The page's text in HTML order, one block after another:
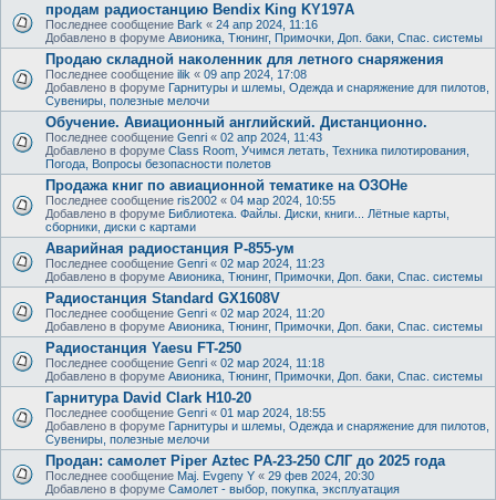
продам радиостанцию Bendix King KY197A
Последнее сообщение Bark « 24 апр 2024, 11:16
Добавлено в форуме Авионика, Тюнинг, Примочки, Доп. баки, Спас. системы
Продаю складной наколенник для летного снаряжения
Последнее сообщение ilik « 09 апр 2024, 17:08
Добавлено в форуме Гарнитуры и шлемы, Одежда и снаряжение для пилотов,
Сувениры, полезные мелочи
Обучение. Авиационный английский. Дистанционно.
Последнее сообщение Genri « 02 апр 2024, 11:43
Добавлено в форуме Class Room, Учимся летать, Техника пилотирования,
Погода, Вопросы безопасности полетов
Продажа книг по авиационной тематике на ОЗОНе
Последнее сообщение ris2002 « 04 мар 2024, 10:55
Добавлено в форуме Библиотека. Файлы. Диски, книги... Лётные карты,
сборники, диски с картами
Аварийная радиостанция Р-855-ум
Последнее сообщение Genri « 02 мар 2024, 11:23
Добавлено в форуме Авионика, Тюнинг, Примочки, Доп. баки, Спас. системы
Радиостанция Standard GX1608V
Последнее сообщение Genri « 02 мар 2024, 11:20
Добавлено в форуме Авионика, Тюнинг, Примочки, Доп. баки, Спас. системы
Радиостанция Yaesu FT-250
Последнее сообщение Genri « 02 мар 2024, 11:18
Добавлено в форуме Авионика, Тюнинг, Примочки, Доп. баки, Спас. системы
Гарнитура David Clark H10-20
Последнее сообщение Genri « 01 мар 2024, 18:55
Добавлено в форуме Гарнитуры и шлемы, Одежда и снаряжение для пилотов,
Сувениры, полезные мелочи
Продан: самолет Piper Aztec PA-23-250 СЛГ до 2025 года
Последнее сообщение Maj. Evgeny Y « 29 фев 2024, 20:30
Добавлено в форуме Самолет - выбор, покупка, эксплуатация